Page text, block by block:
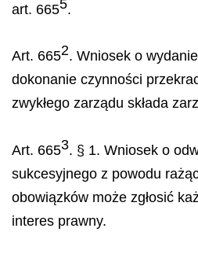
art. 6655.
Art. 6652. Wniosek o
dokonanie czynności
zwykłego zarządu składa
Art. 6653. § 1. Wniosek o
sukcesyjnego z powodu
obowiązków może zgłosić
interes prawny.